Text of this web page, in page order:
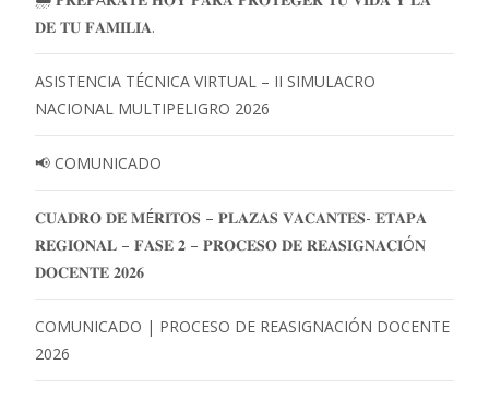
𝐃𝐄 𝐓𝐔 𝐅𝐀𝐌𝐈𝐋𝐈𝐀.
ASISTENCIA TÉCNICA VIRTUAL – II SIMULACRO
NACIONAL MULTIPELIGRO 2026
📢 COMUNICADO
𝐂𝐔𝐀𝐃𝐑𝐎 𝐃𝐄 𝐌É𝐑𝐈𝐓𝐎𝐒 – 𝐏𝐋𝐀𝐙𝐀𝐒 𝐕𝐀𝐂𝐀𝐍𝐓𝐄𝐒- 𝐄𝐓𝐀𝐏𝐀
𝐑𝐄𝐆𝐈𝐎𝐍𝐀𝐋 – 𝐅𝐀𝐒𝐄 𝟐 – 𝐏𝐑𝐎𝐂𝐄𝐒𝐎 𝐃𝐄 𝐑𝐄𝐀𝐒𝐈𝐆𝐍𝐀𝐂𝐈Ó𝐍
𝐃𝐎𝐂𝐄𝐍𝐓𝐄 𝟐𝟎𝟐𝟔
COMUNICADO | PROCESO DE REASIGNACIÓN DOCENTE
2026